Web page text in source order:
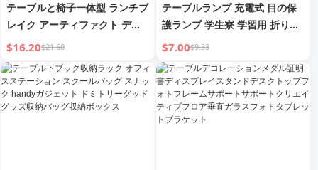
テーブルと椅子一体型 ランチブ
レイク アーティファクト デュ
アルユース 調節可能 アウトド
ア
$16.20$21.60
テーブルランプ 充電式 目の保
護ランプ 学生寮 学習用 折りた
たみ式 ポータブル 大容量 超長
寿命バッテリー
$7.00$9.33